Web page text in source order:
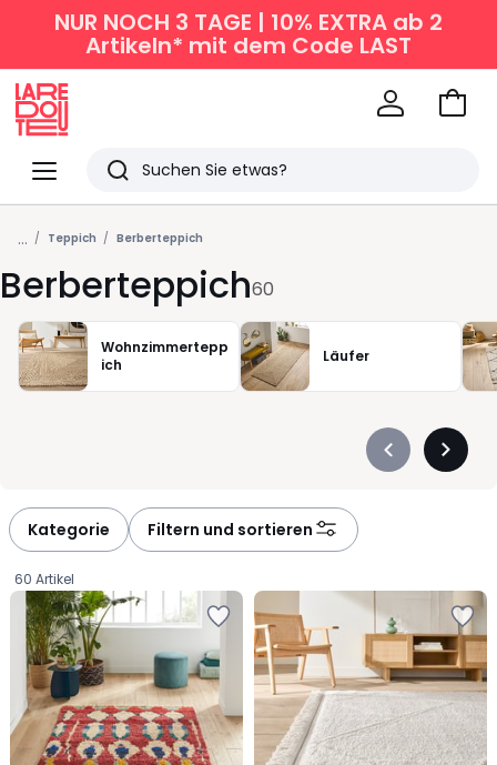
NUR NOCH 3 TAGE | 10% EXTRA ab 2
Artikeln* mit dem Code LAST
Menü
Redoute
Suchen
Zuletzt
angesehen
Artikel
Zum
... Teppich Berberteppich
Berberteppich60
Wohnzimmertepp
ich
Läufer
Précédent
Kategorie Filtern und sortieren
60 Artikel